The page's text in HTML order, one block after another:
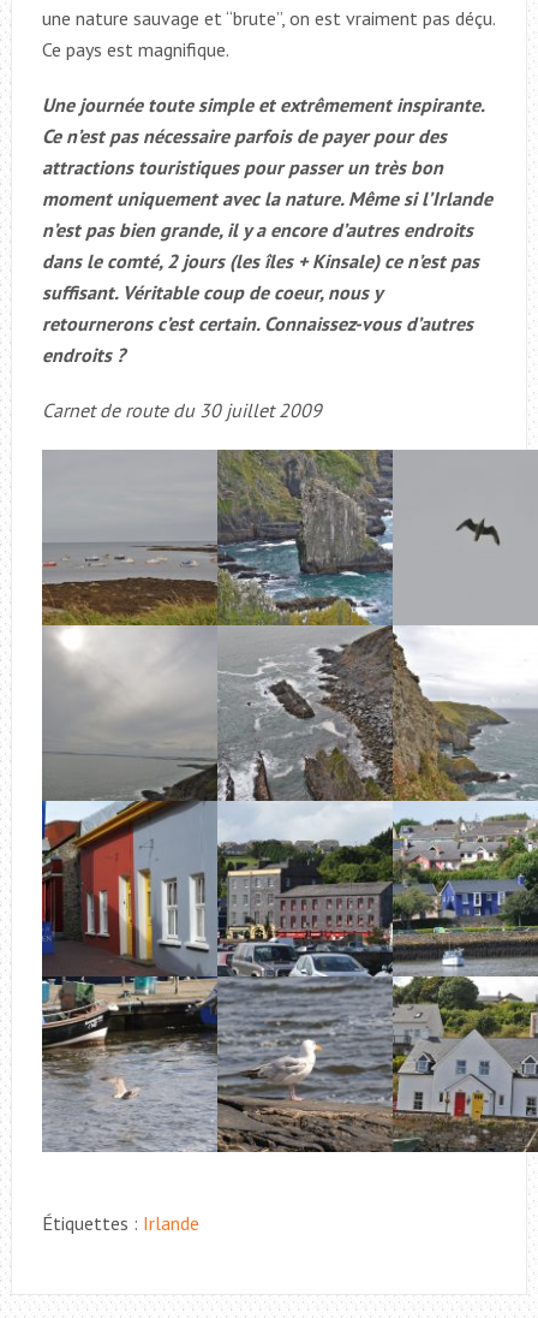
une nature sauvage et “brute”, on est vraiment pas déçu.
Ce pays est magnifique.
Une journée toute simple et extrêmement inspirante.
Ce n’est pas nécessaire parfois de payer pour des
attractions touristiques pour passer un très bon
moment uniquement avec la nature. Même si l’Irlande
n’est pas bien grande, il y a encore d’autres endroits
dans le comté, 2 jours (les îles + Kinsale) ce n’est pas
suffisant. Véritable coup de coeur, nous y
retournerons c’est certain. Connaissez-vous d’autres
endroits ?
Carnet de route du 30 juillet 2009
Étiquettes : Irlande